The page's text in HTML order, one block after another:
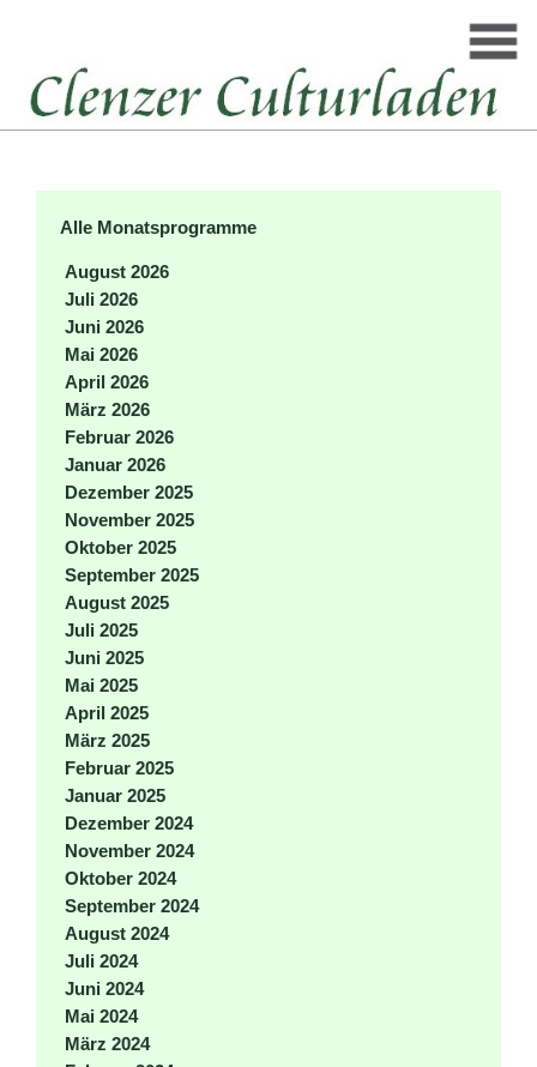
Alle Monatsprogramme
August 2026
Juli 2026
Juni 2026
Mai 2026
April 2026
März 2026
Februar 2026
Januar 2026
Dezember 2025
November 2025
Oktober 2025
September 2025
August 2025
Juli 2025
Juni 2025
Mai 2025
April 2025
März 2025
Februar 2025
Januar 2025
Dezember 2024
November 2024
Oktober 2024
September 2024
August 2024
Juli 2024
Juni 2024
Mai 2024
März 2024